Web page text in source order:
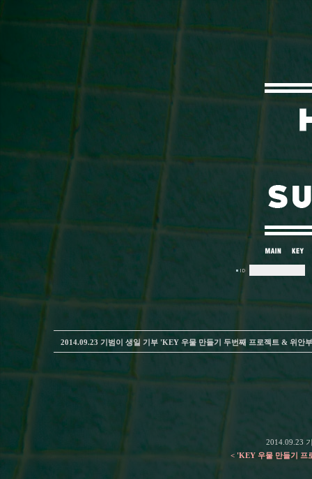
2014.09.23 기범이 생일 기부 'KEY 우물 만들기 두번째 프로젝트 & 위안
2014.09.23
< 'KEY 우물 만들기 프